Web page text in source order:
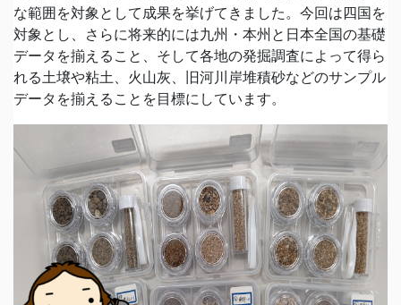
な範囲を対象として成果を挙げてきました。今回は四国を
対象とし、さらに将来的には九州・本州と日本全国の基礎
データを揃えること、そして各地の発掘調査によって得ら
れる土壌や粘土、火山灰、旧河川岸堆積砂などのサンプル
データを揃えることを目標にしています。